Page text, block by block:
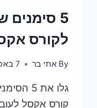
5
לקורס
By אתי בר 7 באפריל 2026
גלו את
קורס אקסל